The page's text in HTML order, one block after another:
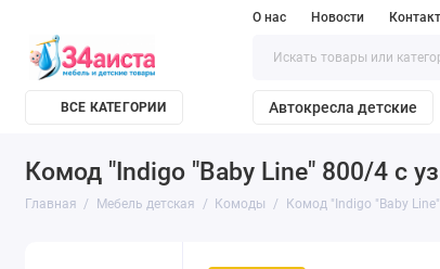
О нас Новости
ВСЕ КАТЕГОРИИ Автокресла детские
Комод "Indigo "Baby Line" 800/4 с
Главная Мебель детская Комоды Комод "Indigo "Baby